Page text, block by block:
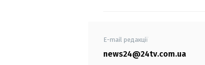
E-mail редакції
news24@24tv.com.ua